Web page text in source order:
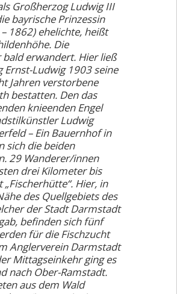
Großherzog Ludwig III
bayrische Prinzessin
1862) ehelichte, heißt
Die
bald erwandert. Hier ließ
Ernst-Ludwig 1903 seine
Jahren verstorbene
bestatten. Den das
knieenden Engel
Ludwig
– Ein Bauernhof in
sich die beiden
29 Wanderer/innen
drei Kilometer bis
Hier, in
des Quellgebiets des
der Stadt Darmstadt
befinden sich fünf
für die Fischzucht
Anglerverein Darmstadt
Mittagseinkehr ging es
nach Ober-Ramstadt.
aus dem Wald